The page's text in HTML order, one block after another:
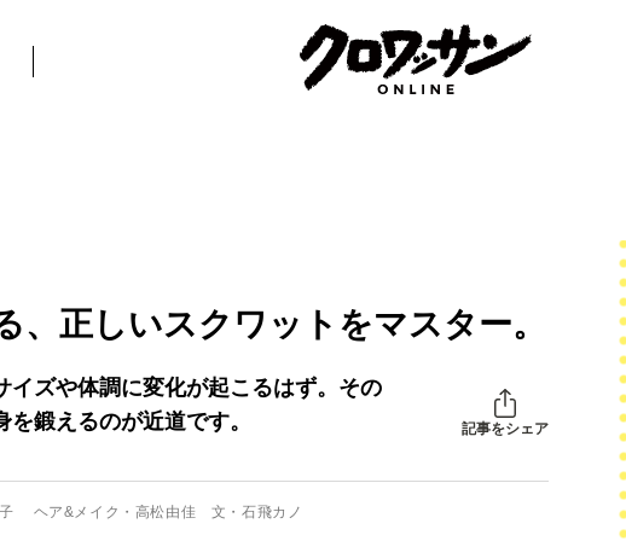
、正しいスクワットをマスター。
イズや体調に変化が起こるはず。その
鍛えるのが近道です。
記事をシェア
ヘア&メイク・高松由佳 文・石飛カノ